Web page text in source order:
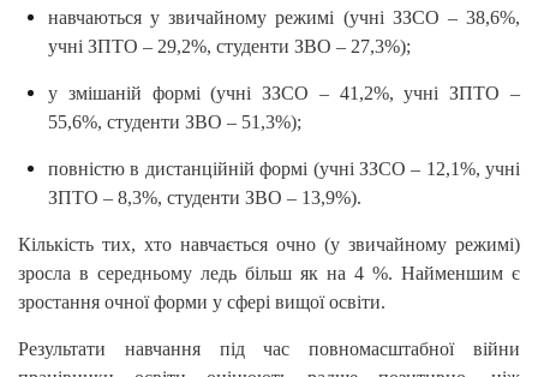
навчаються у звичайному режимі (учні ЗЗСО – 38,6%,
учні ЗПТО – 29,2%, студенти ЗВО – 27,3%);
у змішаній формі (учні ЗЗСО – 41,2%, учні ЗПТО –
55,6%, студенти ЗВО – 51,3%);
повністю в дистанційній формі (учні ЗЗСО – 12,1%, учні
ЗПТО – 8,3%, студенти ЗВО – 13,9%).
Кількість тих, хто навчається очно (у звичайному режимі)
зросла в середньому ледь більш як на 4 %. Найменшим є
зростання очної форми у сфері вищої освіти.
Результати навчання під час повномасштабної війни